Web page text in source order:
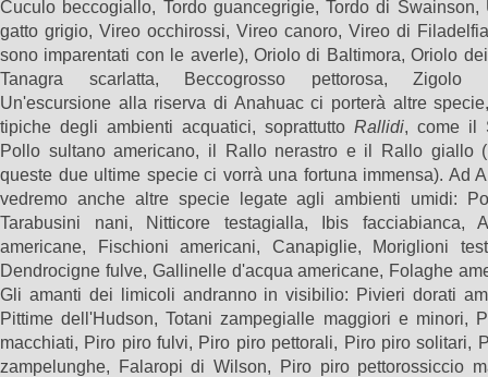
Cuculo beccogiallo, Tordo guancegrigie, Tordo di Swainson,
gatto grigio, Vireo occhirossi, Vireo canoro, Vireo di
sono imparentati con le averle), Oriolo di Baltimora, Oriolo
Tanagra scarlatta, Beccogrosso pettorosa, Zigolo
Un'escursione alla riserva di Anahuac ci porterà altre
tipiche degli ambienti acquatici, soprattutto Rallidi, come il
Pollo sultano americano, il Rallo nerastro e il Rallo giallo
queste due ultime specie ci vorrà una fortuna immensa). Ad
vedremo anche altre specie legate agli ambienti umidi:
Tarabusini nani, Nitticore testagialla, Ibis facciabianca,
americane, Fischioni americani, Canapiglie, Moriglioni
Dendrocigne fulve, Gallinelle d'acqua americane, Folaghe
Gli amanti dei limicoli andranno in visibilio: Pivieri dorati
Pittime dell'Hudson, Totani zampegialle maggiori e minori,
macchiati, Piro piro fulvi, Piro piro pettorali, Piro piro solitari,
zampelunghe, Falaropi di Wilson, Piro piro pettorossiccio